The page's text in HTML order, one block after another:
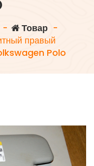
Товар-
правый
Polo